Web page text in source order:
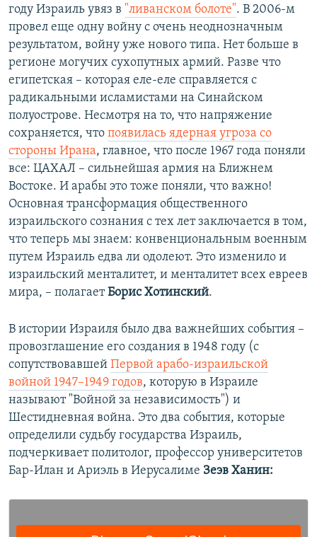
году Израиль увяз в "ливанском болоте". В 2006-м
провел еще одну войну с очень неоднозначным
результатом, войну уже нового типа. Нет больше в
регионе могучих сухопутных армий. Разве что
египетская – которая еле-еле справляется с
радикальными исламистами на Синайском
полуострове. Несмотря на то, что напряжение
сохраняется, что появилась ядерная угроза со
стороны Ирана, главное, что после 1967 года поняли
все: ЦАХАЛ – сильнейшая армия на Ближнем
Востоке. И арабы это тоже поняли, что важно!
Основная трансформация общественного
израильского сознания с тех лет заключается в том,
что теперь мы знаем: конвенциональным военным
путем Израиль едва ли одолеют. Это изменило и
израильский менталитет, и менталитет всех евреев
мира, – полагаетБорис Хотинский.
В истории Израиля было два важнейших события –
провозглашение его создания в 1948 году (с
сопутствовавшей Первой арабо-израильской
войной 1947–1949 годов, которую в Израиле
называют "Войной за независимость") и
Шестидневная война. Это два события, которые
определили судьбу государства Израиль,
подчеркивает политолог, профессор университетов
Бар-Илан и Ариэль в Иерусалиме Зеэв Ханин: